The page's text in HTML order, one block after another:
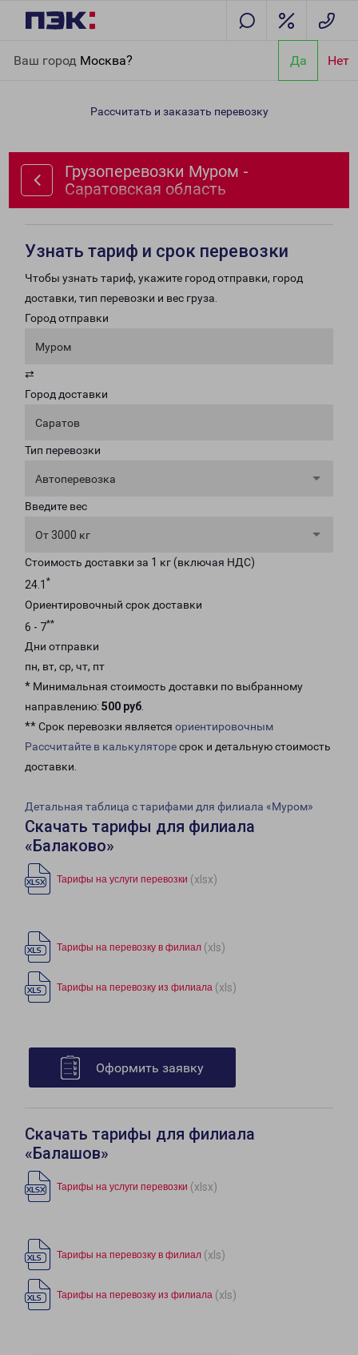
Ваш город Москва? Да Нет
область
Рассчитать и заказать перевозку
Грузоперевозки Муром -
Саратовская область
Узнать тариф и срок перевозки
Чтобы узнать тариф, укажите город отправки, город
доставки, тип перевозки и вес груза.
Город отправки
Муром
⇄
Город доставки
Саратов
Тип перевозки
Автоперевозка
Введите вес
От 3000 кг
Стоимость доставки за 1 кг (включая НДС)
24.1 *
Ориентировочный срок доставки
6 - 7**
Дни отправки
пн, вт, ср, чт, пт
* Минимальная стоимость доставки по выбранному
направлению: 500 руб.
** Срок перевозки является ориентировочным
Рассчитайте в калькуляторесрок и детальную стоимость
доставки.
Детальная таблица с тарифами для филиала «Муром»
Скачать тарифы для филиала
«Балаково»
Тарифы на услуги перевозки (xlsx)
Тарифы на перевозку в филиал (xls)
Тарифы на перевозку из филиала (xls)
Оформить заявку
Скачать тарифы для филиала
«Балашов»
Тарифы на услуги перевозки (xlsx)
Тарифы на перевозку в филиал (xls)
Тарифы на перевозку из филиала (xls)